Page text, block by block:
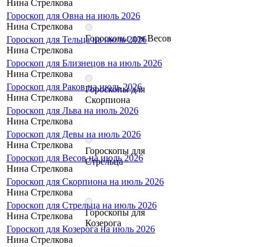
Гороскопы для Весов
Гороскопы для
Скорпиона
Гороскопы для
Стрельца
Гороскопы для
Козерога
Нина Стрелкова
Гороскоп для Овна на июль 2026
Нина Стрелкова
Гороскоп для Тельца на июль 2026
Нина Стрелкова
Гороскоп для Близнецов на июль 2026
Нина Стрелкова
Гороскоп для Раков на июль 2026
Нина Стрелкова
Гороскоп для Льва на июль 2026
Нина Стрелкова
Гороскоп для Девы на июль 2026
Нина Стрелкова
Гороскоп для Весов на июль 2026
Нина Стрелкова
Гороскоп для Скорпиона на июль 2026
Нина Стрелкова
Гороскоп для Стрельца на июль 2026
Нина Стрелкова
Гороскоп для Козерога на июль 2026
Нина Стрелкова